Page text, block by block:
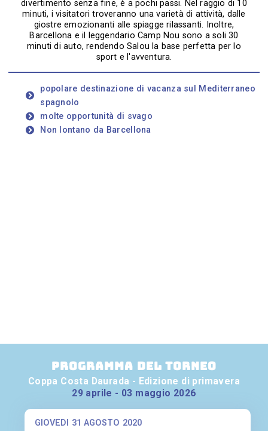
divertimento senza fine, è a pochi passi. Nel raggio di 10
minuti, i visitatori troveranno una varietà di attività, dalle
giostre emozionanti alle spiagge rilassanti. Inoltre,
Barcellona e il leggendario Camp Nou sono a soli 30
minuti di auto, rendendo Salou la base perfetta per lo
sport e l'avventura.
popolare destinazione di vacanza sul Mediterraneo
spagnolo
molte opportunità di svago
Non lontano da Barcellona
PROGRAMMA DEL TORNEO
Coppa Costa Daurada - Edizione di primavera
29 aprile - 03 maggio 2026
GIOVEDÌ 31 AGOSTO 2020